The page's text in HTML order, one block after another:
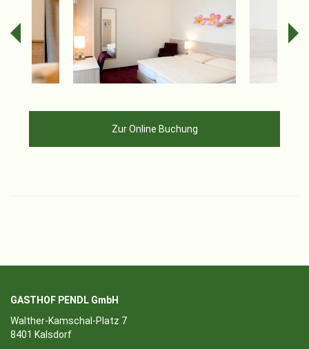
Zur Online Buchung
GASTHOF PENDL GmbH
Walther-Kamschal-Platz 7
8401 Kalsdorf